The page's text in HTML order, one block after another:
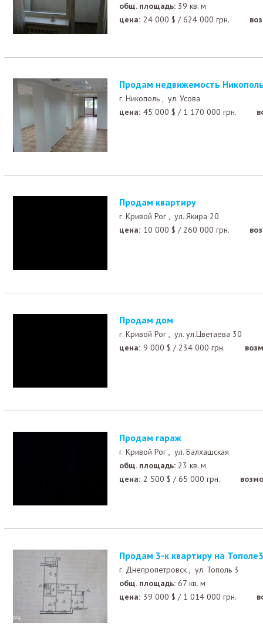
общ. площадь: 39 кв. м
цена: 24 000 $ /624 000 грн.
Продам недвижемость
г. Никополь , ул. Усова
цена: 45 000 $ / 1 170 000 грн.
Продам квартиру
г. Кривой Рог , ул. Якира 20
цена: 10 000 $ /260 000 грн.
Продам дом
г. Кривой Рог , ул. ул.Цветаева 30
цена: 9 000 $ /234 000 грн.
Продам гараж
г. Кривой Рог , ул. Балхашская
общ. площадь: 23 кв. м
цена: 2 500 $ /65 000 грн.
Продам 3-к квартиру на
г. Днепропетровск , ул. Тополь 3
общ. площадь: 67 кв. м
цена: 39 000 $ / 1 014 000 грн.